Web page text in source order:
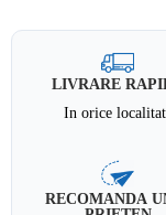
LIVRARE
In orice
RECOMANDA